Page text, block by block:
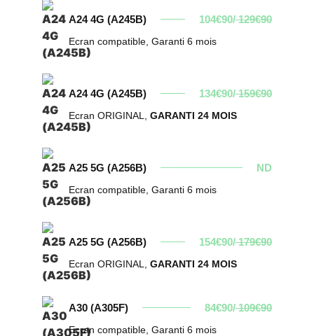
A24 4G (A245B) 104€90/129€90
Ecran compatible, Garanti 6 mois
A24 4G (A245B) 134€90/159€90
Ecran ORIGINAL,GARANTI 24 MOIS
A25 5G (A256B) ND
Ecran compatible, Garanti 6 mois
A25 5G (A256B) 154€90/179€90
Ecran ORIGINAL,GARANTI 24 MOIS
A30 (A305F) 84€90/109€90
Ecran compatible, Garanti 6 mois